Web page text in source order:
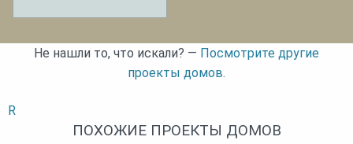
Не нашли то, что искали? — Посмотрите другие
проекты домов.
R
ПОХОЖИЕ ПРОЕКТЫ ДОМОВ